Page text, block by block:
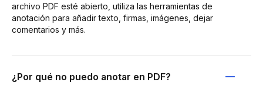
archivo PDF esté abierto, utiliza las herramientas de
anotación para añadir texto, firmas, imágenes, dejar
comentarios y más.
¿Por qué no puedo anotar en PDF?